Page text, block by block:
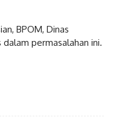
BPOM, Dinas
permasalahan ini.